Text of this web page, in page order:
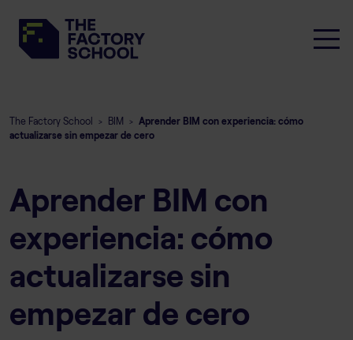
The Factory School > BIM > Aprender BIM con experiencia: cómo
actualizarse sin empezar de cero
Aprender BIM con
experiencia: cómo
actualizarse sin
empezar de cero